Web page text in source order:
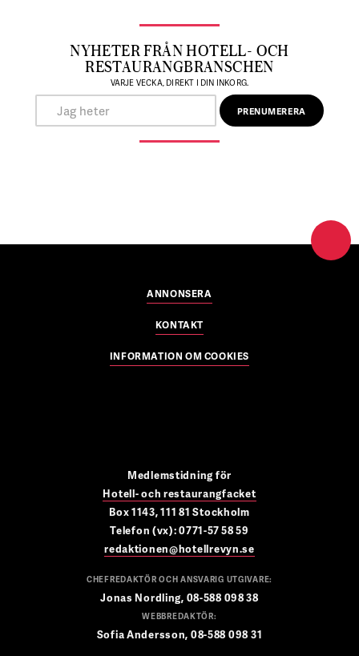
NYHETER FRÅN HOTELL- OCH
RESTAURANGBRANSCHEN
VARJE VECKA, DIREKT I DIN INKORG.
ANNONSERA
KONTAKT
INFORMATION OM COOKIES
Medlemstidning för
Hotell- och restaurangfacket
Box 1143, 111 81 Stockholm
Telefon (vx): 0771-57 58 59
redaktionen@hotellrevyn.se
CHEFREDAKTÖR OCH ANSVARIG UTGIVARE:
Jonas Nordling, 08-588 098 38
WEBBREDAKTÖR:
Sofia Andersson, 08-588 098 31